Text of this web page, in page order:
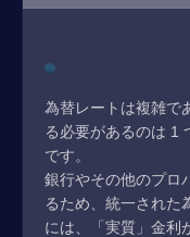
為替レートは複雑で
る必要があるのは 1
です。
銀行やその他のプロ
るため、統一された
には、「実質」金利